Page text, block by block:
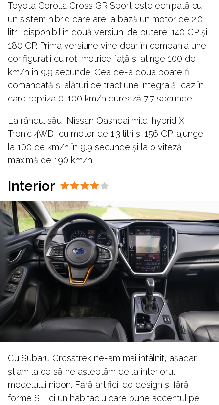
Toyota Corolla Cross GR Sport este echipată cu
un sistem hibrid care are la bază un motor de 2.0
litri, disponibil în două versiuni de putere: 140 CP și
180 CP. Prima versiune vine doar în compania unei
configurații cu roți motrice față și atinge 100 de
km/h în 9.9 secunde. Cea de-a doua poate fi
comandată și alături de tracțiune integrală, caz în
care repriza 0-100 km/h durează 7.7 secunde.
La rândul său, Nissan Qashqai mild-hybrid X-
Tronic 4WD, cu motor de 1.3 litri și 156 CP, ajunge
la 100 de km/h în 9.9 secunde și la o viteză
maximă de 190 km/h.
Interior
Cu Subaru Crosstrek ne-am mai întâlnit, așadar
știam la ce să ne așteptăm de la interiorul
modelului nipon. Fără artificii de design și fără
forme SF, ci un habitaclu care pune accentul pe